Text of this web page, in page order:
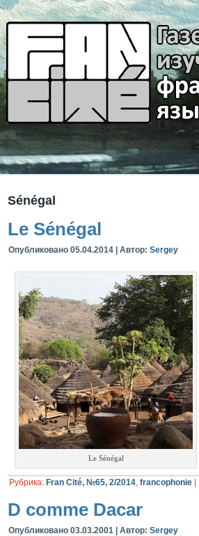
Sénégal
Le Sénégal
Опубликовано 05.04.2014 Автор: Sergey
Le Sénégal
Рубрика: Fran Cité, №65, 2/2014, francophonie
D comme Dacar
Опубликовано 03.03.2001 Автор: Sergey